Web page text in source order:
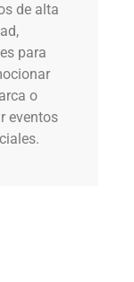
de alta
para
o
eventos